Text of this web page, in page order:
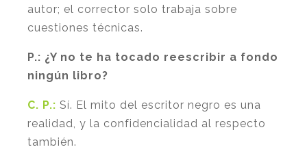
autor; el corrector solo trabaja sobre
cuestiones técnicas.
P.: ¿Y no te ha tocado reescribir a fondo
ningún libro?
C. P.: Sí. El mito del escritor negro es una
realidad, y la confidencialidad al respecto
también.